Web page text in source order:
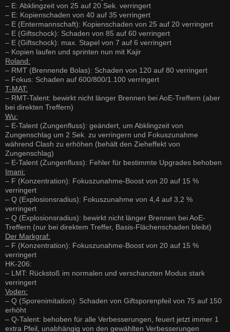
– E: Abklingzeit von 25 auf 20 Sek. verringert
– E: Kopienschaden von 40 auf 35 verringert
– E (Entermannschaft): Kopienschaden von 25 auf 20 verringert
– E (Giftschock): Schaden von 85 auf 60 verringert
– E (Giftschock): max. Stapel von 7 auf 6 verringert
– Kopien laufen und sprinten nun mit Kajir
Roland:
– RMT (Brennende Bolas): Schaden von 120 auf 80 verringert
– Fokus: Schaden auf 600/800/1.100 verringert
T-MAT:
– RMT-Talent: bewirkt nicht länger Brennen bei AoE-Treffern (aber
bei direkten Treffern)
Wu:
– E-Talent (Zungenfluss): geändert, um Abklingzeit von
Zungenschlag um 2 Sek. zu verringern und Fokuszunahme
während Clash zu erhöhen (behält den Zieheffekt von
Zungenschlag)
– E-Talent (Zungenfluss): Fehler für bestimmte Upgrades behoben
Imani:
– F (Konzentration): Fokuszunahme-Boost von 20 auf 15 %
verringert
– Q (Explosionsradius): Fokuszunahme von 4,4 auf 3,2 %
verringert
– Q (Explosionsradius): bewirkt nicht länger Brennen bei AoE-
Treffern (nur bei direktem Treffer, Basis-Flächenschaden bleibt)
Der Markgraf:
– F (Konzentration): Fokuszunahme-Boost von 20 auf 15 %
verringert
HK-206:
– LMT: Rückstoß im normalen und verschanzten Modus stark
verringert
Voden:
– Q (Sporenimitation): Schaden von Giftsporenpfeil von 75 auf 150
erhöht
– Q-Talent: behoben für alle Verbesserungen, feuert jetzt immer 1
extra Pfeil, unabhängig von den gewählten Verbesserungen